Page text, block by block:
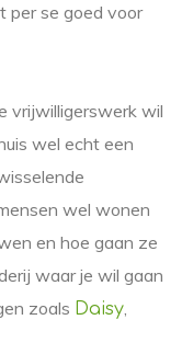
per se goed voor
vrijwilligerswerk wil
wel echt een
wel wonen
en hoe gaan ze
waar je wil gaan
zoals Daisy,